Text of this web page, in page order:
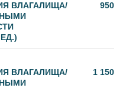
ВЛАГАЛИЩА/
950
ВЛАГАЛИЩА/
1 150